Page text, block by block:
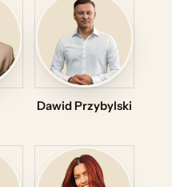
Dawid Przybylski